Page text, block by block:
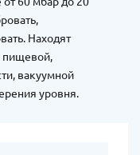
Находят
пищевой,
вакуумной
уровня.